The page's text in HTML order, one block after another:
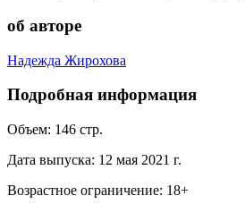
об авторе
Надежда Жирохова
Подробная информация
Объем: 146 стр.
Дата выпуска: 12 мая 2021 г.
Возрастное ограничение: 18+